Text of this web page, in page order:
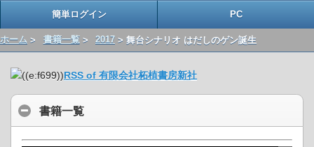
簡単ログイン PC
ホーム > 書籍一覧> 2017 > 舞台シナリオ はだしのゲン誕生
RSS of 有限会社柘植書房新社
書籍一覧